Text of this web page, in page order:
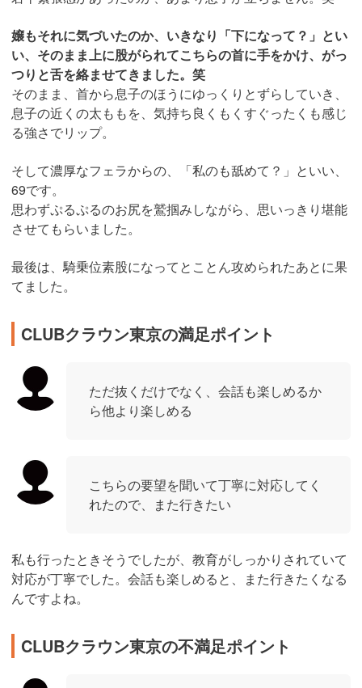
嬢もそれに気づいたのか、いきなり「下になって？」とい
い、そのまま上に股がられてこちらの首に手をかけ、がっ
つりと舌を絡ませてきました。笑
そのまま、首から息子のほうにゆっくりとずらしていき、
息子の近くの太ももを、気持ち良くもくすぐったくも感じ
る強さでリップ。
そして濃厚なフェラからの、「私のも舐めて？」といい、
69です。
思わずぷるぷるのお尻を鷲掴みしながら、思いっきり堪能
させてもらいました。
最後は、騎乗位素股になってとことん攻められたあとに果
てました。
CLUBクラウン東京の満足ポイント
ただ抜くだけでなく、会話も楽しめるか
ら他より楽しめる
こちらの要望を聞いて丁寧に対応してく
れたので、また行きたい
私も行ったときそうでしたが、教育がしっかりされていて
対応が丁寧でした。会話も楽しめると、また行きたくなる
んですよね。
CLUBクラウン東京の不満足ポイント